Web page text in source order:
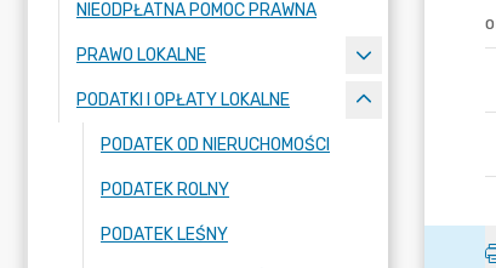
NIEODPŁATNA POMOC PRAWNA
PRAWO LOKALNE
PODATKI I OPŁATY LOKALNE
PODATEK OD NIERUCHOMOŚCI
PODATEK ROLNY
PODATEK LEŚNY